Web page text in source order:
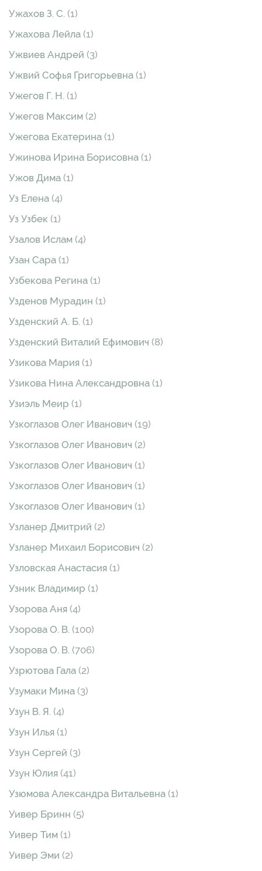
Ужахов З. С. (1)
Ужахова Лейла (1)
Ужвиев Андрей (3)
Ужвий Софья Григорьевна (1)
Ужегов Г. Н. (1)
Ужегов Максим (2)
Ужегова Екатерина (1)
Ужинова Ирина Борисовна (1)
Ужов Дима (1)
Уз Елена (4)
Уз Узбек (1)
Узалов Ислам (4)
Узан Сара (1)
Узбекова Регина (1)
Узденов Мурадин (1)
Узденский А. Б. (1)
Узденский Виталий Ефимович (8)
Узикова Мария (1)
Узикова Нина Александровна (1)
Узиэль Меир (1)
Узкоглазов Олег Иванович (19)
Узкоглазов Олег Иванович (2)
Узкоглазов Олег Иванович (1)
Узкоглазов Олег Иванович (1)
Узкоглазов Олег Иванович (1)
Узланер Дмитрий (2)
Узланер Михаил Борисович (2)
Узловская Анастасия (1)
Узник Владимир (1)
Узорова Аня (4)
Узорова О. В. (100)
Узорова О. В. (706)
Узрютова Гала (2)
Узумаки Мина (3)
Узун В. Я. (4)
Узун Илья (1)
Узун Сергей (3)
Узун Юлия (41)
Узюмова Александра Витальевна (1)
Уивер Бринн (5)
Уивер Тим (1)
Уивер Эми (2)